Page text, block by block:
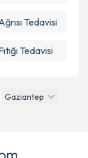
Gaziantep
Tedavisi
Tedavisi